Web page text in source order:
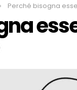
Perché bisogna essere